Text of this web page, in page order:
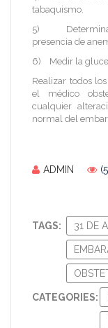
tabaquismo.
5) Determinar
presencia de
6) Medir la
Realizar todos
el médico
cualquier
normal del
ADMIN
TAGS: 31 DE
CATEGORIES: